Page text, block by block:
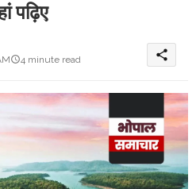
पढ़िए
4 minute read share